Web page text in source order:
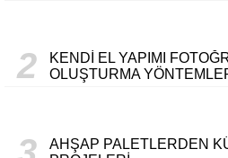
2
KENDI EL YAPIMI
OLUŞTURMA
AHŞAP PALETLERDEN